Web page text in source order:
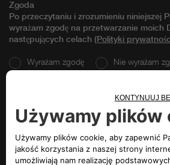
Zgoda
Po przeczytaniu i zrozumieniu niniejszej
wyrażam zgodę na przetwarzanie moich
następujących celach (Polityki
Wyrażam zgodę Nie wyrażam
Wyrażam zgodę Nie wyrażam